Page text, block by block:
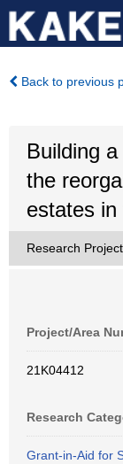
Back to previous
Building
the
estates
Research Project
Project/Area
21K04412
Research
Grant-in-Aid for